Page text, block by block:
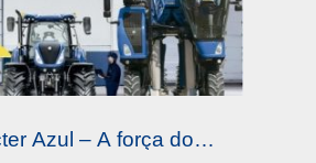
– A força do